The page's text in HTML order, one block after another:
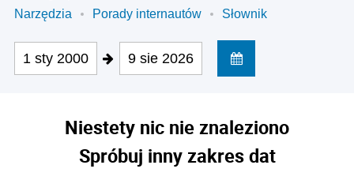
Narzędzia
Porady internautów Słownik
1 sty 2000 9 sie 2026
Niestety nic nie znaleziono
Spróbuj inny zakres dat